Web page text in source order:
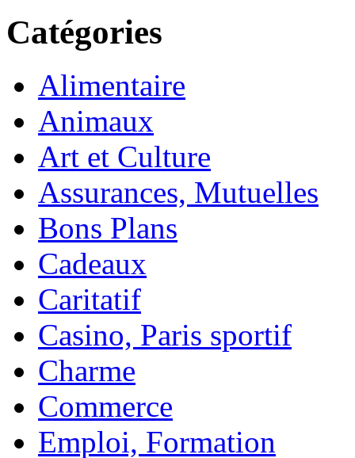
Catégories
Alimentaire
Animaux
Art et Culture
Assurances, Mutuelles
Bons Plans
Cadeaux
Caritatif
Casino, Paris sportif
Charme
Commerce
Emploi, Formation